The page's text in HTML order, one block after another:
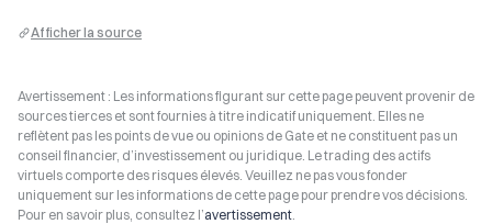
Afficher la source
Avertissement : Les informations figurant sur cette page peuvent provenir de
sources tierces et sont fournies à titre indicatif uniquement. Elles ne
reflètent pas les points de vue ou opinions de Gate et ne constituent pas un
conseil financier, d’investissement ou juridique. Le trading des actifs
virtuels comporte des risques élevés. Veuillez ne pas vous fonder
uniquement sur les informations de cette page pour prendre vos décisions.
Pour en savoir plus, consultez l’avertissement.